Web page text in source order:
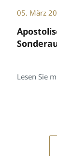
05. März
Lesen Sie